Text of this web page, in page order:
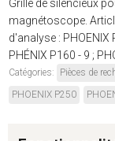
Grille de silencieux
magnétoscope.
d'analyse : PHOENIX
PHÉNIX P160 - 9 ;
Catégories: Pièces de
PHOENIX P250